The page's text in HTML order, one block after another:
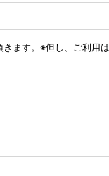
ます。※但し、ご利用